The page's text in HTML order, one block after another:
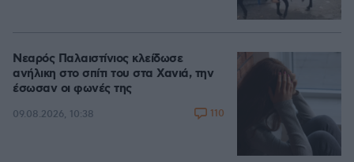
Νεαρός Παλαιστίνιος κλείδωσε
ανήλικη στο σπίτι του στα Χανιά, την
έσωσαν οι φωνές της
09.08.2026, 10:38 110